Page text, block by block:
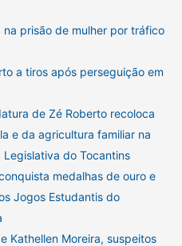
prisão de mulher por tráfico
a tiros após perseguição em
de Zé Roberto recoloca
e da agricultura familiar na
do Tocantins
medalhas de ouro e
Jogos Estudantis do
Kathellen Moreira, suspeitos